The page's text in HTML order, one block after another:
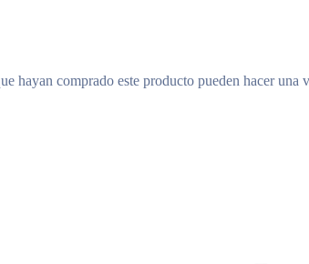
hayan comprado este producto pueden hacer una